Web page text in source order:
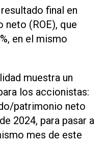
final en
(ROE), que
en el mismo
muestra un
los accionistas:
patrimonio neto
2024, para pasar a
mes de este